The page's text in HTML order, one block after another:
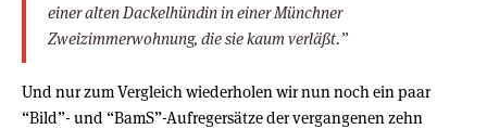
einer alten Dackelhündin in einer Münchner
Zweizimmerwohnung, die sie kaum verläßt.”
Und nur zum Vergleich wiederholen wir nun noch ein paar
“Bild”- und “BamS”-Aufregersätze der vergangenen zehn